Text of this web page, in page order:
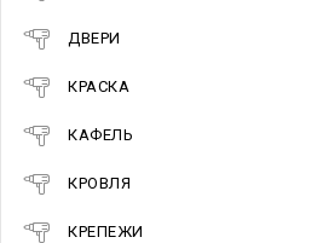
ДВЕРИ
КРАСКА
КАФЕЛЬ
КРОВЛЯ
КРЕПЕЖИ